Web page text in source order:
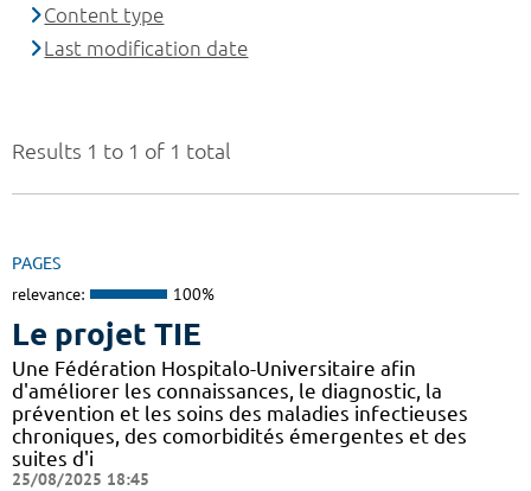
Results 1 to 1 of 1 total
PAGES
relevance: 100%
Le projet TIE
Une Fédération Hospitalo-Universitaire afin
d'améliorer les connaissances, le diagnostic, la
prévention et les soins des maladies infectieuses
chroniques, des comorbidités émergentes et des
suites d'i
25/08/2025 18:45
Content type
Last modification date